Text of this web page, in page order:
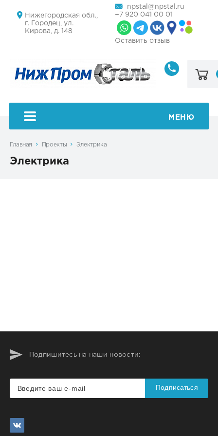
Нижегородская обл.,
г. Городец, ул.
Кирова, д. 148
npstal@npstal.ru
+7 920 041 00 01
Оставить отзыв
+7
00
01
МЕНЮ
Главная Проекты Электрика
Электрика
Подпишитесь на наши новости:
Подписаться